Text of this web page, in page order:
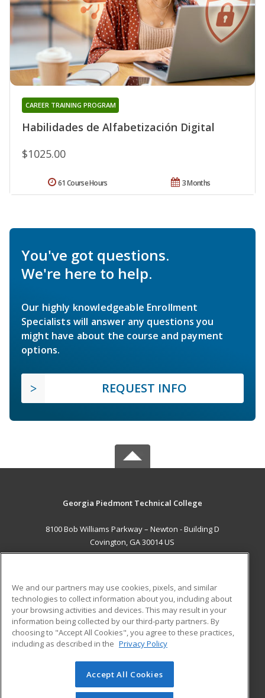
Habilidades de Alfabetización Digital
CAREER TRAINING PROGRAM
$1025.00
3 Months
61 Course Hours
You've got questions.
We're here to help.
Our highly knowledgeable Enrollment
Specialists will answer any questions you
might have about the course and payment
options.
REQUEST INFO
Georgia Piedmont Technical College
8100 Bob Williams Parkway – Newton - Building D
Covington, GA 30014 US
ADDITIONAL RESOURCES
Military
Financial Assistance
Help
Student Blog
© 2026 ed2go, a division of Cengage Learning. All rights
reserved. The material on this site cannot be reproduced or
We and our partners may use cookies, pixels, and similar
technologies to collect information about you, including about
your browsing activities and devices. This may result in your
information being collected by our third-party partners. By
choosing to "Accept All Cookies", you agree to these practices,
including as described in the Privacy Policy
Accept All Cookies